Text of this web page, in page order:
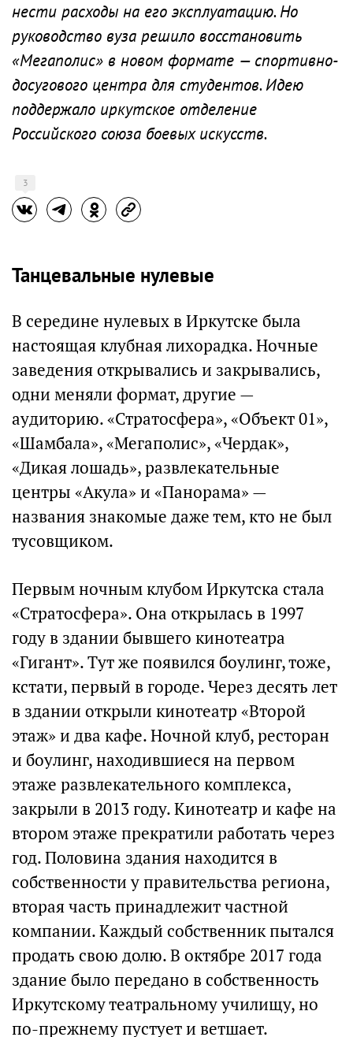
нести расходы на его эксплуатацию. Но
руководство вуза решило восстановить
«Мегаполис» в новом формате — спортивно-
досугового центра для студентов. Идею
поддержало иркутское отделение
Российского союза боевых искусств.
3
Танцевальные нулевые
В середине нулевых в Иркутске была
настоящая клубная лихорадка. Ночные
заведения открывались и закрывались,
одни меняли формат, другие —
аудиторию. «Стратосфера», «Объект 01»,
«Шамбала», «Мегаполис», «Чердак»,
«Дикая лошадь», развлекательные
центры «Акула» и «Панорама» —
названия знакомые даже тем, кто не был
тусовщиком.
Первым ночным клубом Иркутска стала
«Стратосфера». Она открылась в 1997
году в здании бывшего кинотеатра
«Гигант». Тут же появился боулинг, тоже,
кстати, первый в городе. Через десять лет
в здании открыли кинотеатр «Второй
этаж» и два кафе. Ночной клуб, ресторан
и боулинг, находившиеся на первом
этаже развлекательного комплекса,
закрыли в 2013 году. Кинотеатр и кафе на
втором этаже прекратили работать через
год. Половина здания находится в
собственности у правительства региона,
вторая часть принадлежит частной
компании. Каждый собственник пытался
продать свою долю. В октябре 2017 года
здание было передано в собственность
Иркутскому театральному училищу, но
по-прежнему пустует и ветшает.